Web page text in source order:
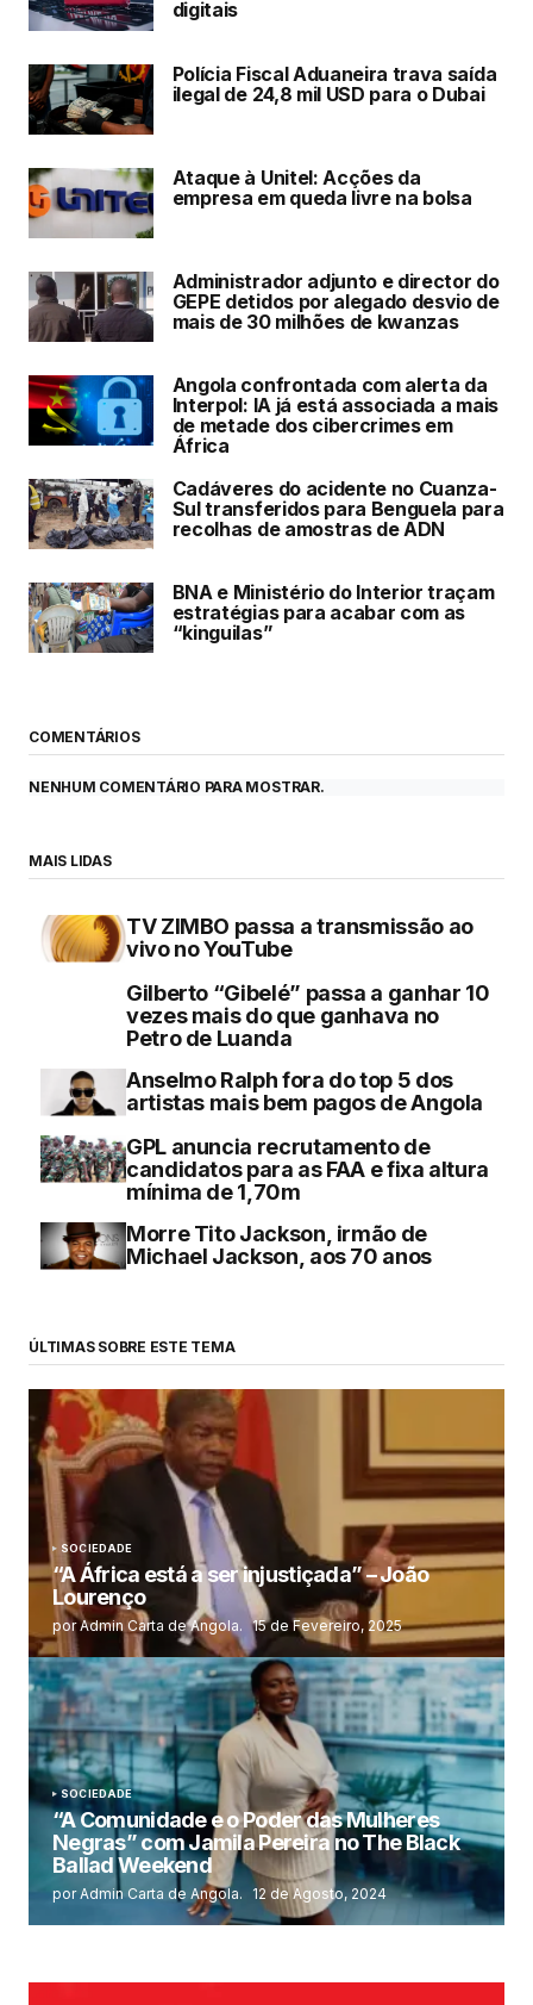
digitais
Polícia Fiscal Aduaneira trava saída
ilegal de 24,8 mil USD para o Dubai
Ataque à Unitel: Acções da
empresa em queda livre na bolsa
Administrador adjunto e director do
GEPE detidos por alegado desvio de
mais de 30 milhões de kwanzas
Angola confrontada com alerta da
Interpol: IA já está associada a mais
de metade dos cibercrimes em
África
Cadáveres do acidente no Cuanza-
Sul transferidos para Benguela para
recolhas de amostras de ADN
BNA e Ministério do Interior traçam
estratégias para acabar com as
“kinguilas”
COMENTÁRIOS
NENHUM COMENTÁRIO PARA MOSTRAR.
MAIS LIDAS
TV ZIMBO passa a transmissão ao
vivo no YouTube
Gilberto “Gibelé” passa a ganhar 10
vezes mais do que ganhava no
Petro de Luanda
Anselmo Ralph fora do top 5 dos
artistas mais bem pagos de Angola
GPL anuncia recrutamento de
candidatos para as FAA e fixa altura
mínima de 1,70m
Morre Tito Jackson, irmão de
Michael Jackson, aos 70 anos
ÚLTIMAS SOBRE ESTE TEMA
SOCIEDADE
“A África está a ser injustiçada” – João
Lourenço
por Admin Carta de Angola. 15 de Fevereiro, 2025
SOCIEDADE
“A Comunidade e o Poder das Mulheres
Negras” com Jamila Pereira no The Black
Ballad Weekend
por Admin Carta de Angola. 12 de Agosto, 2024